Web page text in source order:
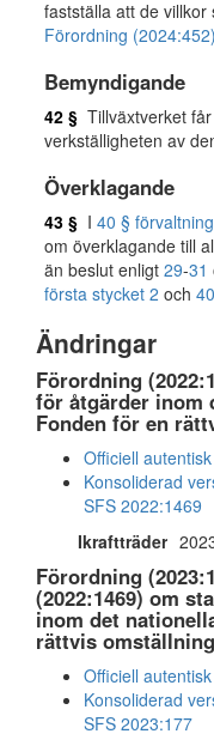
fastställa att de
Förordning
Bemyndigande
42 § Tillväxtverket
verkställigheten av
Överklagande
43 § I 40 §
om överklagande till
än beslut enligt 29-31
första stycket 2 och
Ändringar
Förordning
för åtgärder inom
Fonden för en
Officiell
Konsoliderad
SFS 2022:1469
Ikraftträder
Förordning
(2022:1469) om
inom det
rättvis omställning
Officiell
Konsoliderad
SFS 2023:177